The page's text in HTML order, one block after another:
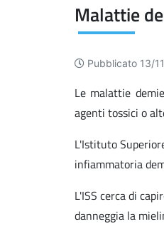
Malattie
Pubblicato 13/
Le malattie
agenti tossici o
L'Istituto
infiammatoria
L'ISS cerca di
danneggia la